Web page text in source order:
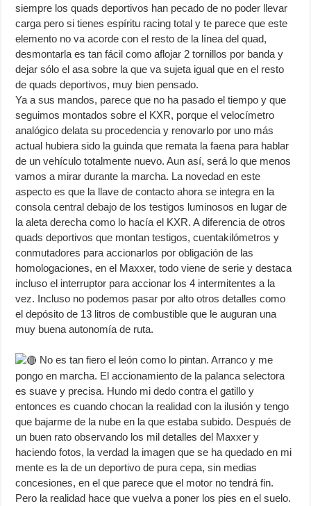
siempre los quads deportivos han pecado de no poder llevar
carga pero si tienes espíritu racing total y te parece que este
elemento no va acorde con el resto de la línea del quad,
desmontarla es tan fácil como aflojar 2 tornillos por banda y
dejar sólo el asa sobre la que va sujeta igual que en el resto
de quads deportivos, muy bien pensado.
Ya a sus mandos, parece que no ha pasado el tiempo y que
seguimos montados sobre el KXR, porque el velocímetro
analógico delata su procedencia y renovarlo por uno más
actual hubiera sido la guinda que remata la faena para hablar
de un vehículo totalmente nuevo. Aun así, será lo que menos
vamos a mirar durante la marcha. La novedad en este
aspecto es que la llave de contacto ahora se integra en la
consola central debajo de los testigos luminosos en lugar de
la aleta derecha como lo hacía el KXR. A diferencia de otros
quads deportivos que montan testigos, cuentakilómetros y
conmutadores para accionarlos por obligación de las
homologaciones, en el Maxxer, todo viene de serie y destaca
incluso el interruptor para accionar los 4 intermitentes a la
vez. Incluso no podemos pasar por alto otros detalles como
el depósito de 13 litros de combustible que le auguran una
muy buena autonomía de ruta.
No es tan fiero el león como lo pintan. Arranco y me
pongo en marcha. El accionamiento de la palanca selectora
es suave y precisa. Hundo mi dedo contra el gatillo y
entonces es cuando chocan la realidad con la ilusión y tengo
que bajarme de la nube en la que estaba subido. Después de
un buen rato observando los mil detalles del Maxxer y
haciendo fotos, la verdad la imagen que se ha quedado en mi
mente es la de un deportivo de pura cepa, sin medias
concesiones, en el que parece que el motor no tendrá fin.
Pero la realidad hace que vuelva a poner los pies en el suelo.